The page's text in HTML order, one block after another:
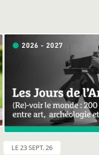
LE 23 SEPT. 26